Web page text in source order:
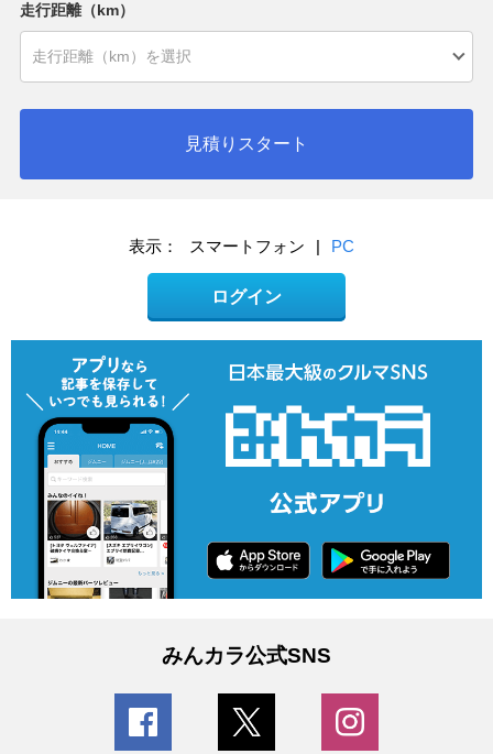
走行距離（km）
見積りスタート
表示： スマートフォン | PC
ログイン
みんカラ公式SNS